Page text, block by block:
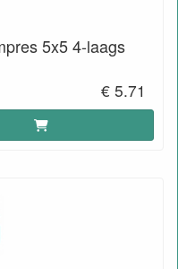
5x5 4-laags
€ 5.71